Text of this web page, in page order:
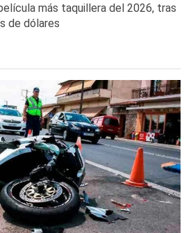
más taquillera del 2026, tras
de dólares